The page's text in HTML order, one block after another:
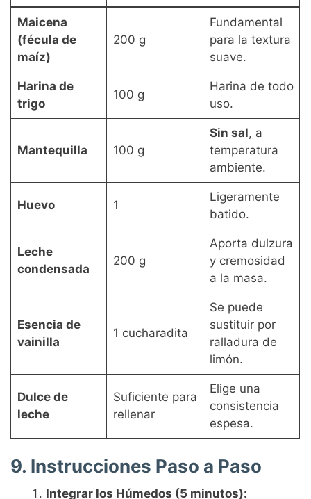
Maicena
(fécula de
maíz)
200 g
Fundamental
para la textura
suave.
Harina de
trigo
100 g
Harina de todo
uso.
Mantequilla 100 g
Sin sal, a
temperatura
ambiente.
Huevo 1
Ligeramente
batido.
Leche
condensada
200 g
Aporta dulzura
y cremosidad
a la masa.
Esencia de
vainilla
1 cucharadita
Se puede
sustituir por
ralladura de
limón.
Dulce de
leche
Suficiente para
rellenar
Elige una
consistencia
espesa.
9. Instrucciones Paso a Paso
Integrar los Húmedos (5 minutos):